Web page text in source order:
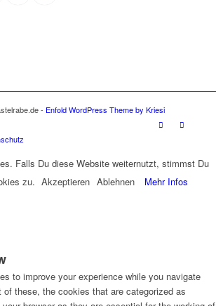
- Enfold WordPress Theme by Kriesi
Falls Du diese Website weiternutzt, stimmst Du
zu. Akzeptieren Ablehnen Mehr Infos
to improve your experience while you navigate
of these, the cookies that are categorized as